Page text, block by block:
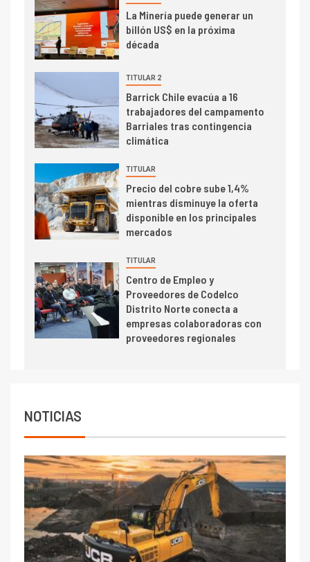
3
PIB minero impacta el
crecimiento regional: Banco
trimestre
I+D
Informe bimensual de
Cochilco: precio del cobre
alcanza máximos por escasez
5 I+D
Estudio revela cómo el precio
del cobre y educación superior
se relacionan en zonas
mineras
6 I+D
BHP proyecta producción de
cobre cercana a 2 millones de
toneladas tras récord en
Escondida
La Minería puede generar un
billón US$ en la próxima
década
TITULAR 2
Barrick Chile evacúa a 16
trabajadores del campamento
Barriales tras contingencia
climática
TITULAR
Precio del cobre sube 1,4%
mientras disminuye la oferta
disponible en los principales
mercados
TITULAR
Centro de Empleo y
Proveedores de Codelco
Distrito Norte conecta a
empresas colaboradoras con
proveedores regionales
NOTICIAS